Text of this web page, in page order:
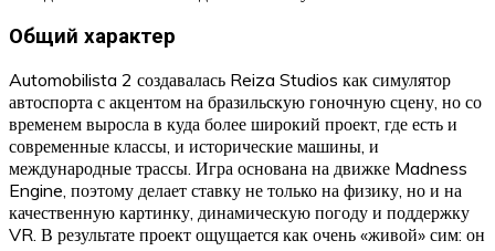
Общий характер
Automobilista 2 создавалась Reiza Studios как симулятор
автоспорта с акцентом на бразильскую гоночную сцену, но со
временем выросла в куда более широкий проект, где есть и
современные классы, и исторические машины, и
международные трассы. Игра основана на движке Madness
Engine, поэтому делает ставку не только на физику, но и на
качественную картинку, динамическую погоду и поддержку
VR. В результате проект ощущается как очень «живой» сим: он